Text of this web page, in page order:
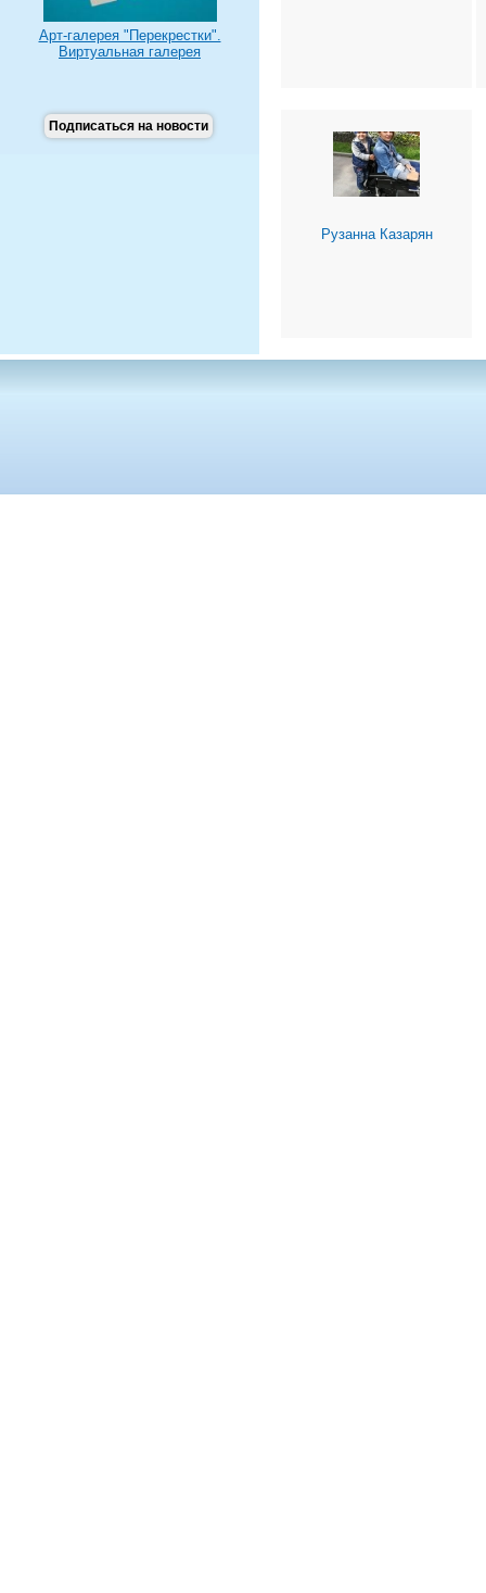
Арт-галерея "Перекрестки".
Виртуальная галерея
Подписаться на новости
Рузанна Казарян